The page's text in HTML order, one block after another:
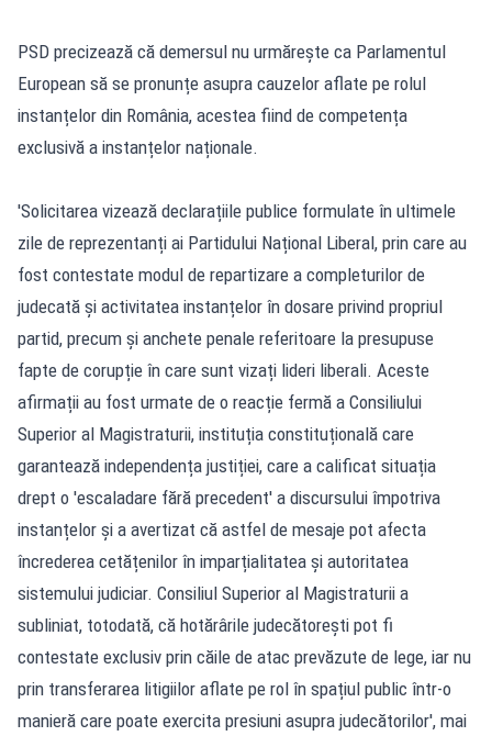
PSD precizează că demersul nu urmărește ca Parlamentul
European să se pronunțe asupra cauzelor aflate pe rolul
instanțelor din România, acestea fiind de competența
exclusivă a instanțelor naționale.
'Solicitarea vizează declarațiile publice formulate în ultimele
zile de reprezentanți ai Partidului Național Liberal, prin care au
fost contestate modul de repartizare a completurilor de
judecată și activitatea instanțelor în dosare privind propriul
partid, precum și anchete penale referitoare la presupuse
fapte de corupție în care sunt vizați lideri liberali. Aceste
afirmații au fost urmate de o reacție fermă a Consiliului
Superior al Magistraturii, instituția constituțională care
garantează independența justiției, care a calificat situația
drept o 'escaladare fără precedent' a discursului împotriva
instanțelor și a avertizat că astfel de mesaje pot afecta
încrederea cetățenilor în imparțialitatea și autoritatea
sistemului judiciar. Consiliul Superior al Magistraturii a
subliniat, totodată, că hotărârile judecătorești pot fi
contestate exclusiv prin căile de atac prevăzute de lege, iar nu
prin transferarea litigiilor aflate pe rol în spațiul public într-o
manieră care poate exercita presiuni asupra judecătorilor', mai